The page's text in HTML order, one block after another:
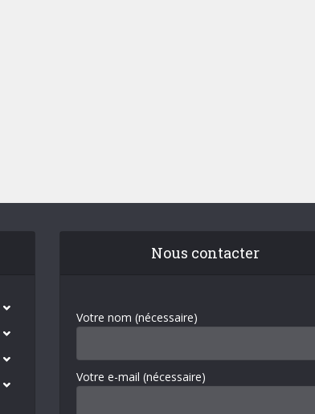
Nous contacter
Votre nom (nécessaire)
Votre e-mail (nécessaire)